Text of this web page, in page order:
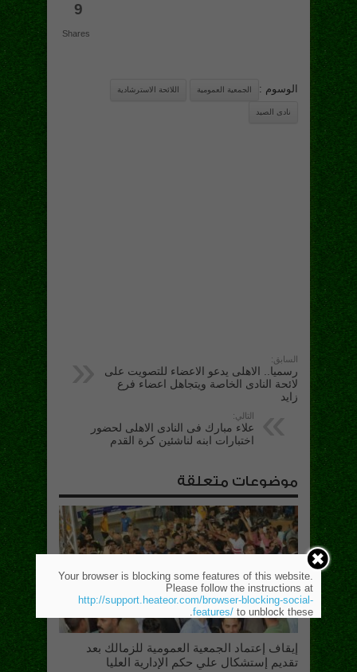
9
Shares
الوسوم : الجمعية العمومية اللائحة الاسترشادية
نادى الصيد
السابق:
رسميا.. الاهلى يدعو الاعضاء للتصويت على
لائحة النادى الخاصة ويتجاهل اعضاء فرع
زايد
التالي:
علاء مبارك فى النادى الاهلى لحضور
اختبارات ابنه لناشئين كرة القدم
موضوعات متعلقة
إيقاف إعتماد الجمعية العمومية للزمالك بعد
تقديم إستشكال علي حكم الإدارية العليا
Your browser is blocking some features of this website.
Please follow the instructions at
http://support.heateor.com/browser-blocking-social-
features/ to unblock these.